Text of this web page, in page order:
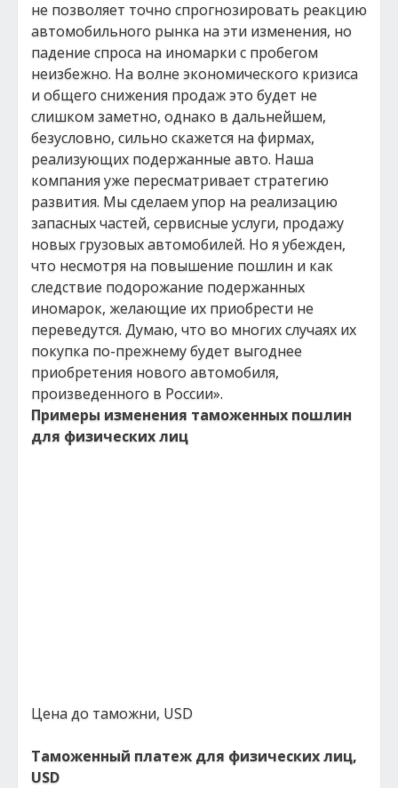
не позволяет точно спрогнозировать реакцию
автомобильного рынка на эти изменения, но
падение спроса на иномарки с пробегом
неизбежно. На волне экономического кризиса
и общего снижения продаж это будет не
слишком заметно, однако в дальнейшем,
безусловно, сильно скажется на фирмах,
реализующих подержанные авто. Наша
компания уже пересматривает стратегию
развития. Мы сделаем упор на реализацию
запасных частей, сервисные услуги, продажу
новых грузовых автомобилей. Но я убежден,
что несмотря на повышение пошлин и как
следствие подорожание подержанных
иномарок, желающие их приобрести не
переведутся. Думаю, что во многих случаях их
покупка по-прежнему будет выгоднее
приобретения нового автомобиля,
произведенного в России».
Примеры изменения таможенных пошлин
для физических лиц
Цена до таможни, USD
Таможенный платеж для физических лиц,
USD